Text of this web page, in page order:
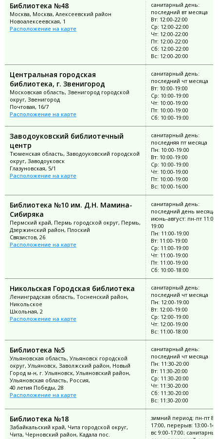
Библиотека №48
Москва, Москва, Алексеевский район
Новоалексеевская, 1
Расположение на карте
санитарный день:
последний вт месяца
Вт: 12:00-22:00
Ср: 12:00-22:00
Чт: 12:00-22:00
Пт: 12:00-22:00
Сб: 12:00-22:00
Вс: 12:00-20:00
Центральная городская
библиотека, г. Звенигород
Московская область, Звенигород городской
округ, Звенигород
Почтовая, 16/7
Расположение на карте
санитарный день:
последний чт месяца
Вт: 10:00-19:00
Ср: 10:00-19:00
Чт: 10:00-19:00
Пт: 10:00-19:00
Сб: 10:00-19:00
Заводоуковский библиотечный
центр
Тюменская область, Заводоуковский городской
округ, Заводоуковск
Глазуновская, 5/1
Расположение на карте
санитарный день:
последняя пт месяца
Пн: 10:00-19:00
Вт: 10:00-19:00
Ср: 10:00-19:00
Чт: 10:00-19:00
Пт: 10:00-19:00
Вс: 10:00-16:00
Библиотека №10 им. Д.Н. Мамина-
Сибиряка
Пермский край, Пермь городской округ, Пермь,
Дзержинский район, Плоский
Связистов, 26
Расположение на карте
санитарный день:
последний день месяца;
июнь-август: пн-пт 11:00-
19:00
Пн: 11:00-19:00
Вт: 11:00-19:00
Ср: 11:00-19:00
Чт: 11:00-19:00
Пт: 11:00-19:00
Сб: 10:00-18:00
Никольская Городская библиотека
Ленинградская область, Тосненский район,
Никольское
Школьная, 2
Расположение на карте
санитарный день:
последний чт месяца
Пн: 12:00-19:00
Вт: 12:00-19:00
Ср: 12:00-19:00
Чт: 12:00-19:00
Вс: 11:00-18:00
Библиотека №5
Ульяновская область, Ульяновск городской
округ, Ульяновск, Заволжский район, Новый
Город м-н, г. Ульяновск, Ульяновский район,
Ульяновская область, Россия,
40 летия Победы, 28
Расположение на карте
санитарный день:
последний чт месяца
Пн: 11:30-20:00
Вт: 11:30-20:00
Ср: 11:30-20:00
Чт: 11:30-20:00
Сб: 11:30-20:00
Вс: 11:30-20:00
Библиотека №18
Забайкальский край, Чита городской округ,
Чита, Черновский район, Кадала пос.
зимний период: пн-пт
17:00, перерыв: 13:00-
вс 9:00-17:00;